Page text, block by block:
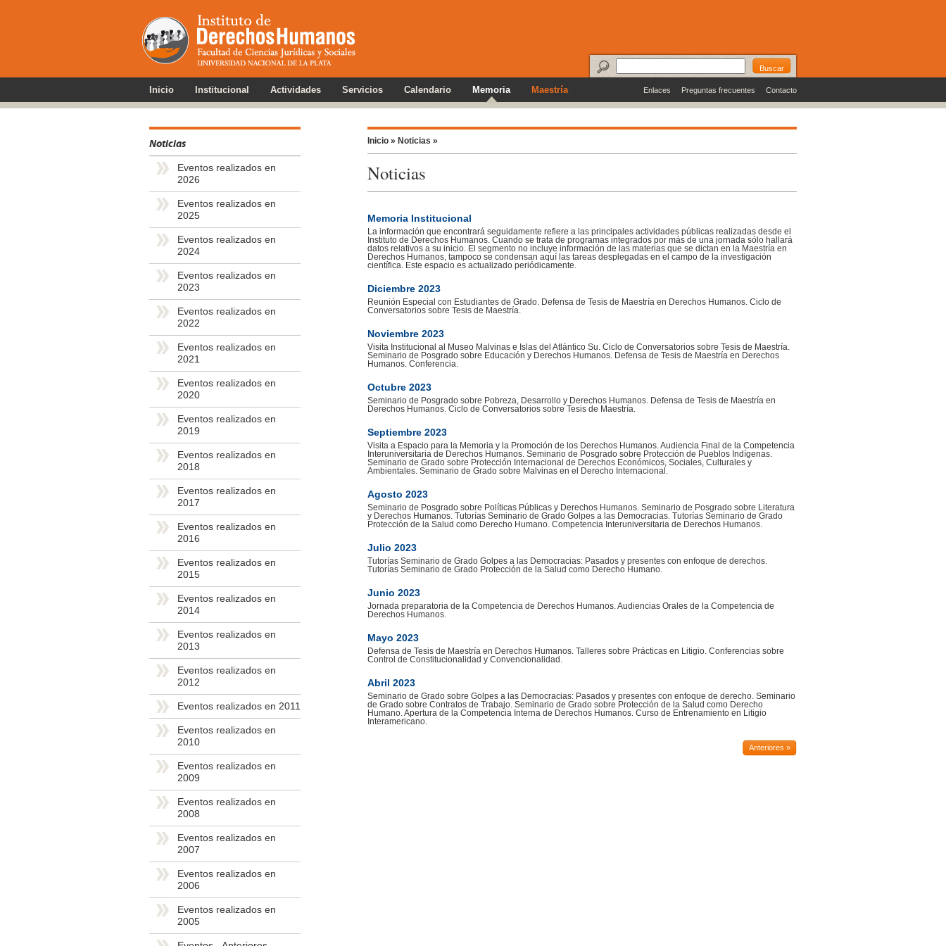
Inicio Institucional Actividades Servicios Calendario Memoria Maestría Enlaces Preguntas frecuentes Contacto
Noticias
Eventos realizados en
2026
Eventos realizados en
2025
Eventos realizados en
2024
Eventos realizados en
2023
Eventos realizados en
2022
Eventos realizados en
2021
Eventos realizados en
2020
Eventos realizados en
2019
Eventos realizados en
2018
Eventos realizados en
2017
Eventos realizados en
2016
Eventos realizados en
2015
Eventos realizados en
2014
Eventos realizados en
2013
Eventos realizados en
2012
Eventos realizados en 2011
Eventos realizados en
2010
Eventos realizados en
2009
Eventos realizados en
2008
Eventos realizados en
2007
Eventos realizados en
2006
Eventos realizados en
2005
Inicio » Noticias »
Noticias
Memoria Institucional
La información que encontrará seguidamente refiere a las principales actividades públicas realizadas desde el
Instituto de Derechos Humanos. Cuando se trata de programas integrados por más de una jornada sólo hallará
datos relativos a su inicio. El segmento no incluye información de las materias que se dictan en la Maestría en
Derechos Humanos, tampoco se condensan aquí las tareas desplegadas en el campo de la investigación
científica. Este espacio es actualizado periódicamente.
Diciembre 2023
Reunión Especial con Estudiantes de Grado. Defensa de Tesis de Maestría en Derechos Humanos. Ciclo de
Conversatorios sobre Tesis de Maestría.
Noviembre 2023
Visita Institucional al Museo Malvinas e Islas del Atlántico Su. Ciclo de Conversatorios sobre Tesis de Maestría.
Seminario de Posgrado sobre Educación y Derechos Humanos. Defensa de Tesis de Maestría en Derechos
Humanos. Conferencia.
Octubre 2023
Seminario de Posgrado sobre Pobreza, Desarrollo y Derechos Humanos. Defensa de Tesis de Maestría en
Derechos Humanos. Ciclo de Conversatorios sobre Tesis de Maestría.
Septiembre 2023
Visita a Espacio para la Memoria y la Promoción de los Derechos Humanos. Audiencia Final de la Competencia
Interuniversitaria de Derechos Humanos. Seminario de Posgrado sobre Protección de Pueblos Indígenas.
Seminario de Grado sobre Protección Internacional de Derechos Económicos, Sociales, Culturales y
Ambientales. Seminario de Grado sobre Malvinas en el Derecho Internacional.
Agosto 2023
Seminario de Posgrado sobre Políticas Públicas y Derechos Humanos. Seminario de Posgrado sobre Literatura
y Derechos Humanos. Tutorías Seminario de Grado Golpes a las Democracias. Tutorías Seminario de Grado
Protección de la Salud como Derecho Humano. Competencia Interuniversitaria de Derechos Humanos.
Julio 2023
Tutorías Seminario de Grado Golpes a las Democracias: Pasados y presentes con enfoque de derechos.
Tutorías Seminario de Grado Protección de la Salud como Derecho Humano.
Junio 2023
Jornada preparatoria de la Competencia de Derechos Humanos. Audiencias Orales de la Competencia de
Derechos Humanos.
Mayo 2023
Defensa de Tesis de Maestría en Derechos Humanos. Talleres sobre Prácticas en Litigio. Conferencias sobre
Control de Constitucionalidad y Convencionalidad.
Abril 2023
Seminario de Grado sobre Golpes a las Democracias: Pasados y presentes con enfoque de derecho. Seminario
de Grado sobre Contratos de Trabajo. Seminario de Grado sobre Protección de la Salud como Derecho
Humano. Apertura de la Competencia Interna de Derechos Humanos. Curso de Entrenamiento en Litigio
Interamericano.
Anteriores »